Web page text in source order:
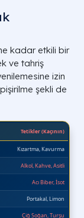
kadar etkili bir
ve tahriş
izin
şekli de